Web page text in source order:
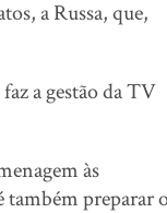
a Russa, que,
a gestão da TV
às
preparar